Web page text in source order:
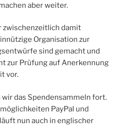
aber weiter.
zwischenzeitlich damit
Organisation zur
sind gemacht und
zur Prüfung auf Anerkennung
vor.
das Spendensammeln fort.
PayPal und
nun auch in englischer